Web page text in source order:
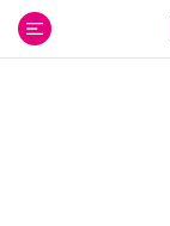
contenido